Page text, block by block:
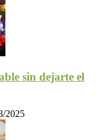
sin dejarte el
2025